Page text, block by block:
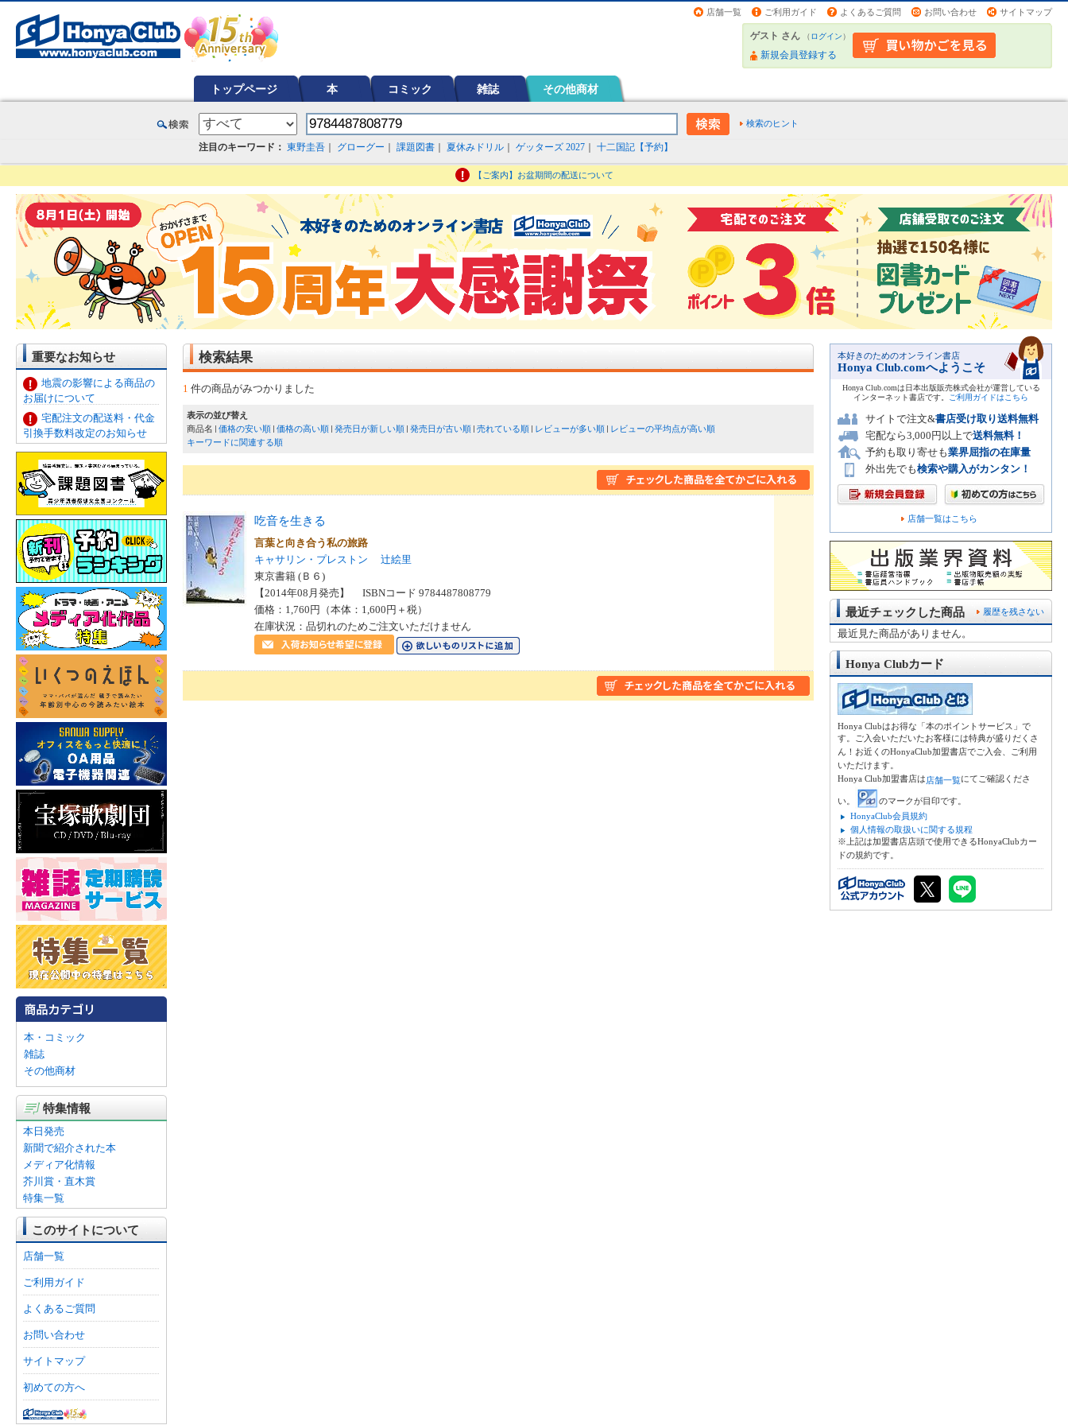
店舗一覧 ご利用ガイド よくあるご質問 お問い合わせ サイトマップ
ゲスト さん （ログイン）
新規会員登録する
トップページ 本 コミック 雑誌 その他商材
検索のヒント
注目のキーワード： 東野圭吾 グローグー 課題図書 夏休みドリル ゲッターズ 2027 十二国記【予約】
【ご案内】お盆期間の配送について
重要なお知らせ
地震の影響による商品の
お届けについて
宅配注文の配送料・代金
引換手数料改定のお知らせ
本・コミック
雑誌
その他商材
特集情報
本日発売
新聞で紹介された本
メディア化情報
芥川賞・直木賞
特集一覧
このサイトについて
店舗一覧
ご利用ガイド
よくあるご質問
お問い合わせ
サイトマップ
初めての方へ
検索結果
1 件の商品がみつかりました
表示の並び替え
商品名
価格の安い順 価格の高い順 発売日が新しい順 発売日が古い順 売れている順 レビューが多い順
レビューの平均点が高い順
キーワードに関連する順
吃音を生きる
言葉と向き合う私の旅路
キャサリン・プレストン
辻絵里
東京書籍 (Ｂ６)
【2014年08月発売】 ISBNコード 9784487808779
価格：1,760円（本体：1,600円＋税）
在庫状況：品切れのためご注文いただけません
本好きのためのオンライン書店
Honya Club.comへようこそ
Honya Club.comは日本出版販売株式会社が運営している
インターネット書店です。
ご利用ガイドはこちら
サイトで注文&書店受け取り送料無料
宅配なら3,000円以上で送料無料！
予約も取り寄せも業界屈指の在庫量
外出先でも検索や購入がカンタン！
店舗一覧はこちら
履歴を残さない
最近チェックした商品
最近見た商品がありません。
Honya Clubカード
Honya Clubはお得な「本のポイントサービス」で
す。ご入会いただいたお客様には特典が盛りだくさ
ん！お近くのHonyaClub加盟書店でご入会、ご利用
いただけます。
Honya Club加盟書店は店舗一覧にてご確認くださ
い。
のマークが目印です。
HonyaClub会員規約
個人情報の取扱いに関する規程
※上記は加盟書店店頭で使用できるHonyaClubカー
ドの規約です。